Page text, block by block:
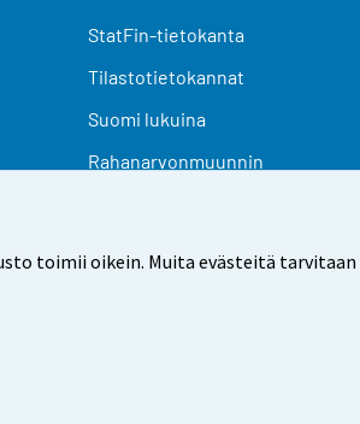
toimii oikein. Muita evästeitä tarvitaan
StatFin-tietokanta
Tilastotietokannat
Suomi lukuina
Rahanarvonmuunnin